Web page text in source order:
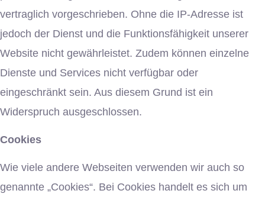
vertraglich vorgeschrieben. Ohne die IP-Adresse ist
jedoch der Dienst und die Funktionsfähigkeit unserer
Website nicht gewährleistet. Zudem können einzelne
Dienste und Services nicht verfügbar oder
eingeschränkt sein. Aus diesem Grund ist ein
Widerspruch ausgeschlossen.
Cookies
Wie viele andere Webseiten verwenden wir auch so
genannte „Cookies“. Bei Cookies handelt es sich um